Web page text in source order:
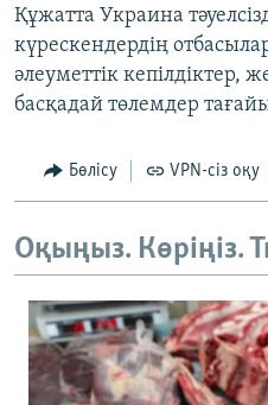
Құжатта Украина
күрескендердің
әлеуметтік кепілдіктер,
басқадай төлемдер
Бөлісу VPN-сіз оқу
Оқыңыз. Көріңіз.